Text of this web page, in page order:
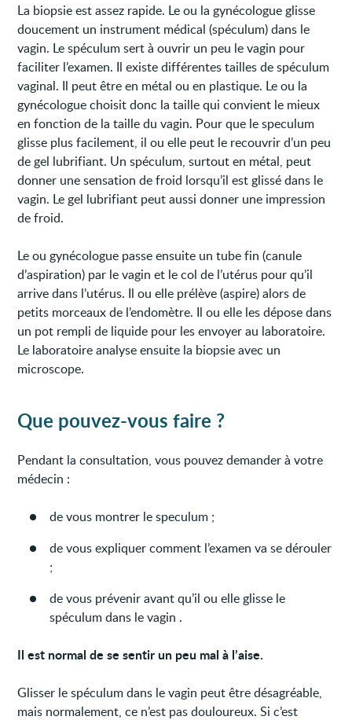
La biopsie est assez rapide. Le ou la gynécologue glisse
doucement un instrument médical (spéculum) dans le
vagin. Le spéculum sert à ouvrir un peu le vagin pour
faciliter l’examen. Il existe différentes tailles de spéculum
vaginal. Il peut être en métal ou en plastique. Le ou la
gynécologue choisit donc la taille qui convient le mieux
en fonction de la taille du vagin. Pour que le speculum
glisse plus facilement, il ou elle peut le recouvrir d’un peu
de gel lubrifiant. Un spéculum, surtout en métal, peut
donner une sensation de froid lorsqu’il est glissé dans le
vagin. Le gel lubrifiant peut aussi donner une impression
de froid.
Le ou gynécologue passe ensuite un tube fin (canule
d’aspiration) par le vagin et le col de l’utérus pour qu’il
arrive dans l’utérus. Il ou elle prélève (aspire) alors de
petits morceaux de l’endomètre. Il ou elle les dépose dans
un pot rempli de liquide pour les envoyer au laboratoire.
Le laboratoire analyse ensuite la biopsie avec un
microscope.
Que pouvez-vous faire ?
Pendant la consultation, vous pouvez demander à votre
médecin :
de vous montrer le speculum ;
de vous expliquer comment l’examen va se dérouler
;
de vous prévenir avant qu’il ou elle glisse le
spéculum dans le vagin .
Il est normal de se sentir un peu mal à l’aise.
Glisser le spéculum dans le vagin peut être désagréable,
mais normalement, ce n’est pas douloureux. Si c’est